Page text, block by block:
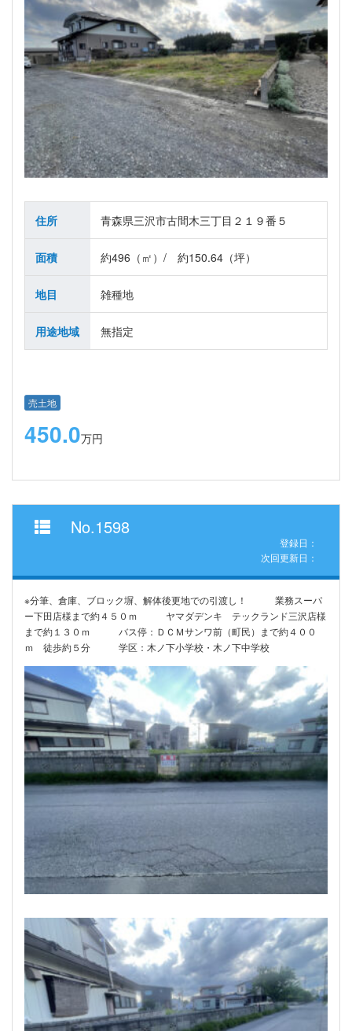
住所 青森県三沢市古間木三丁目２１９番５
面積 約496（㎡）/ 約150.64（坪）
地目 雑種地
用途地域 無指定
売土地
450.0万円
No.1598
登録日：
次回更新日：
※分筆、倉庫、ブロック塀、解体後更地での引渡し！ 業務スーパ
ー下田店様まで約４５０ｍ ヤマダデンキ テックランド三沢店様
まで約１３０ｍ バス停：ＤＣＭサンワ前（町民）まで約４００
ｍ 徒歩約５分 学区：木ノ下小学校・木ノ下中学校